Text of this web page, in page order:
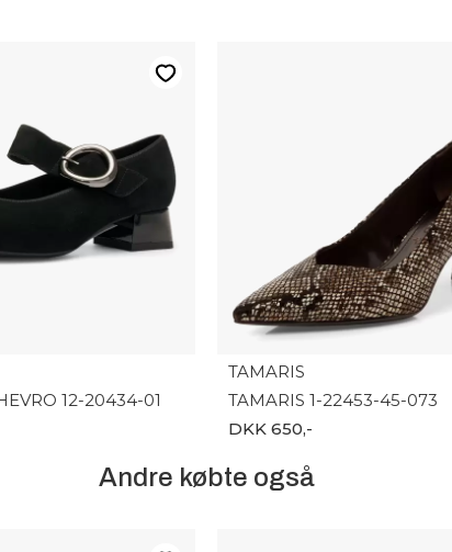
12-20434-01
TAMARIS
TAMARIS 1-22453-45-073
DKK 650,-
Andre købte også